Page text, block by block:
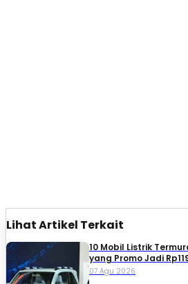
Lihat Artikel Terkait
10 Mobil Listrik
yang Promo Jadi
07 Agu 2026